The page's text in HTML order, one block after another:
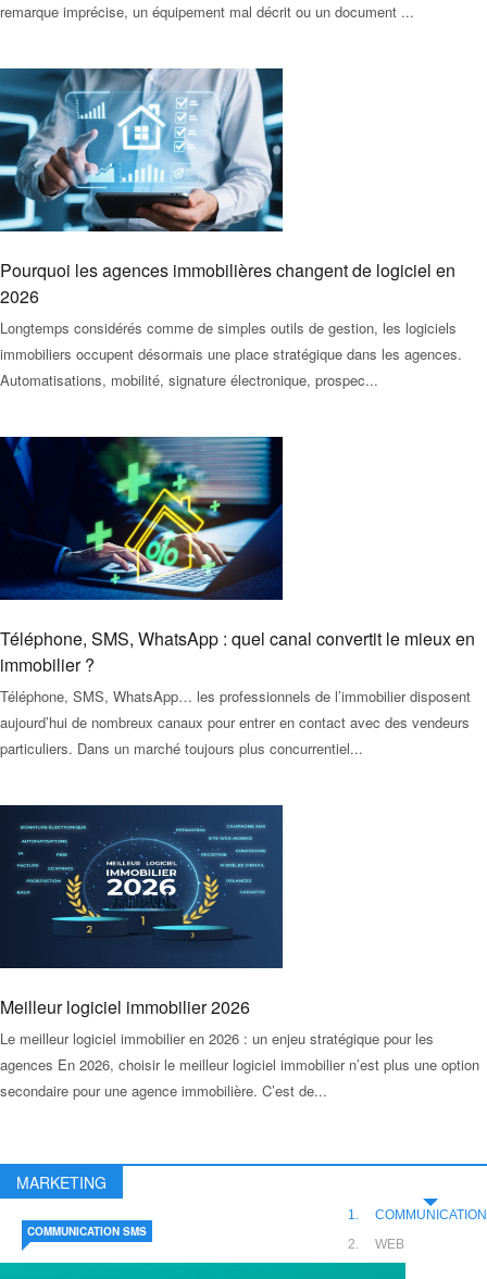
remarque imprécise, un équipement mal décrit ou un document ...
Pourquoi les agences immobilières changent de logiciel en
2026
Longtemps considérés comme de simples outils de gestion, les logiciels
immobiliers occupent désormais une place stratégique dans les agences.
Automatisations, mobilité, signature électronique, prospec...
Téléphone, SMS, WhatsApp : quel canal convertit le mieux en
immobilier ?
Téléphone, SMS, WhatsApp… les professionnels de l’immobilier disposent
aujourd’hui de nombreux canaux pour entrer en contact avec des vendeurs
particuliers. Dans un marché toujours plus concurrentiel...
Meilleur logiciel immobilier 2026
Le meilleur logiciel immobilier en 2026 : un enjeu stratégique pour les
agences En 2026, choisir le meilleur logiciel immobilier n’est plus une option
secondaire pour une agence immobilière. C’est de...
MARKETING
COMMUNICATION
WEB
COMMUNICATION SMS